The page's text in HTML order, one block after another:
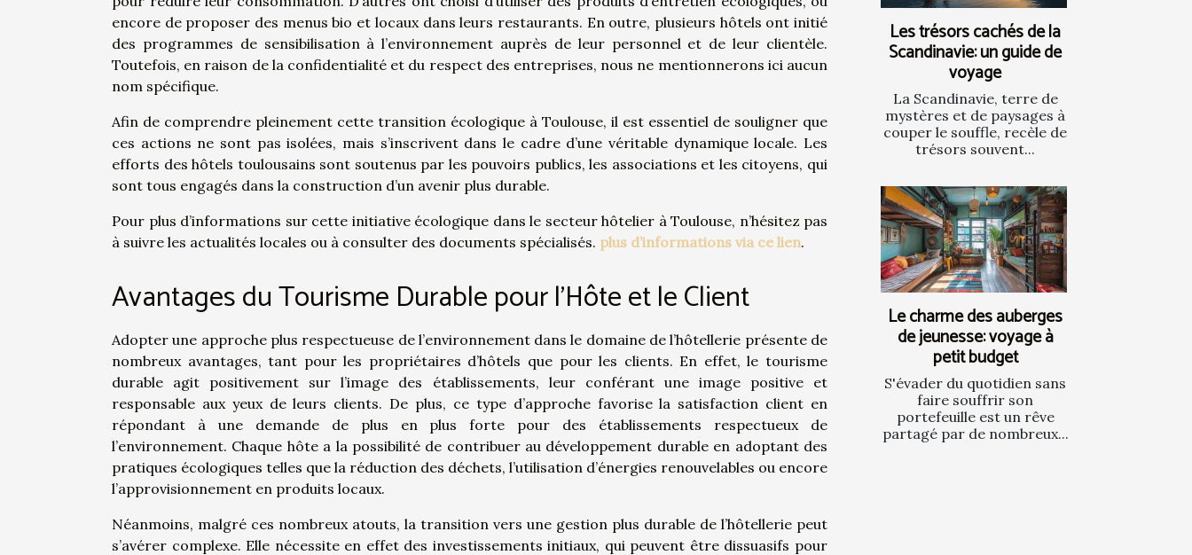
encore de proposer des menus bio et locaux dans leurs restaurants. En outre, plusieurs hôtels ont initié
des programmes de sensibilisation à l’environnement auprès de leur personnel et de leur clientèle.
Toutefois, en raison de la confidentialité et du respect des entreprises, nous ne mentionnerons ici aucun
nom spécifique.
Afin de comprendre pleinement cette transition écologique à Toulouse, il est essentiel de souligner que
ces actions ne sont pas isolées, mais s’inscrivent dans le cadre d’une véritable dynamique locale. Les
efforts des hôtels toulousains sont soutenus par les pouvoirs publics, les associations et les citoyens, qui
sont tous engagés dans la construction d’un avenir plus durable.
Pour plus d’informations sur cette initiative écologique dans le secteur hôtelier à Toulouse, n’hésitez pas
à suivre les actualités locales ou à consulter des documents spécialisés. plus d’informations via ce lien.
Avantages du Tourisme Durable pour l’Hôte et le Client
Adopter une approche plus respectueuse de l’environnement dans le domaine de l’hôtellerie présente de
nombreux avantages, tant pour les propriétaires d’hôtels que pour les clients. En effet, le tourisme
durable agit positivement sur l’image des établissements, leur conférant une image positive et
responsable aux yeux de leurs clients. De plus, ce type d’approche favorise la satisfaction client en
répondant à une demande de plus en plus forte pour des établissements respectueux de
l’environnement. Chaque hôte a la possibilité de contribuer au développement durable en adoptant des
pratiques écologiques telles que la réduction des déchets, l’utilisation d’énergies renouvelables ou encore
l’approvisionnement en produits locaux.
Néanmoins, malgré ces nombreux atouts, la transition vers une gestion plus durable de l’hôtellerie peut
s’avérer complexe. Elle nécessite en effet des investissements initiaux, qui peuvent être dissuasifs pour
Les trésors cachés de la
Scandinavie: un guide de
voyage
La Scandinavie, terre de
mystères et de paysages à
couper le souffle, recèle de
trésors souvent...
Le charme des auberges
de jeunesse: voyage à
petit budget
S'évader du quotidien sans
faire souffrir son
portefeuille est un rêve
partagé par de nombreux...